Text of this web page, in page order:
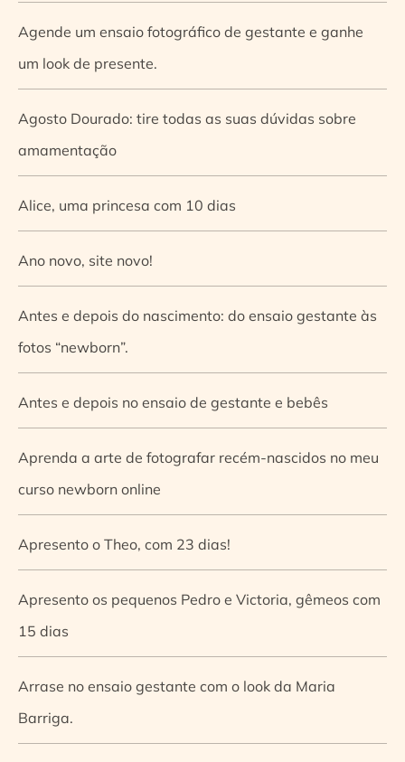
Agende um ensaio fotográfico de gestante e ganhe
um look de presente.
Agosto Dourado: tire todas as suas dúvidas sobre
amamentação
Alice, uma princesa com 10 dias
Ano novo, site novo!
Antes e depois do nascimento: do ensaio gestante às
fotos “newborn”.
Antes e depois no ensaio de gestante e bebês
Aprenda a arte de fotografar recém-nascidos no meu
curso newborn online
Apresento o Theo, com 23 dias!
Apresento os pequenos Pedro e Victoria, gêmeos com
15 dias
Arrase no ensaio gestante com o look da Maria
Barriga.